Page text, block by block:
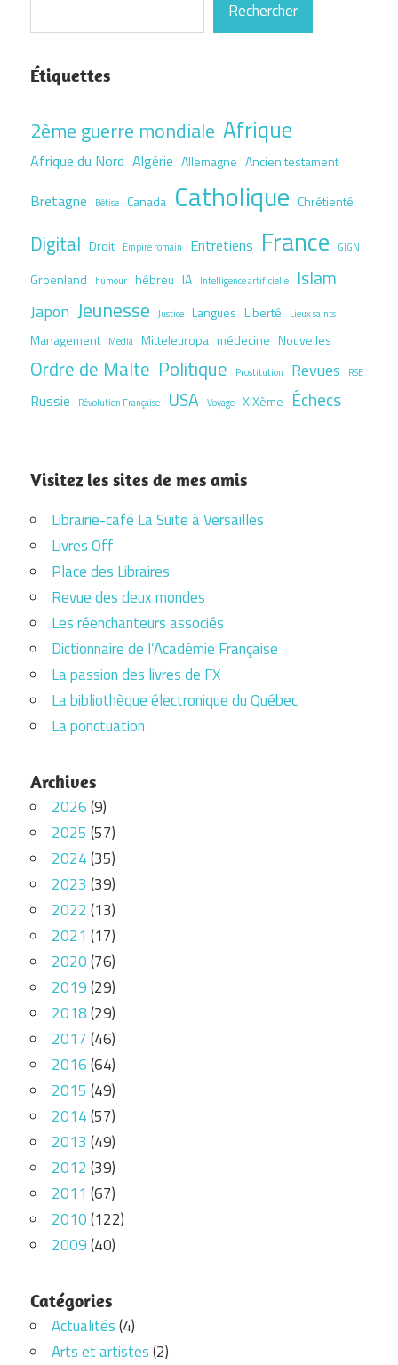
Rechercher
Étiquettes
2ème guerre mondiale Afrique
Afrique du Nord Algérie Allemagne Ancien testament
Bretagne Bêtise Canada Catholique Chrétienté
Digital Droit Empire romain Entretiens France GIGN
Groenland humour hébreu IA Intelligence artificielle Islam
Japon Jeunesse Justice Langues Liberté Lieux saints
Management Media Mitteleuropa médecine Nouvelles
Ordre de Malte Politique Prostitution Revues RSE
Russie Révolution Française USA Voyage XIXème Échecs
Visitez les sites de mes amis
Librairie-café La Suite à Versailles
Livres Off
Place des Libraires
Revue des deux mondes
Les réenchanteurs associés
Dictionnaire de l’Académie Française
La passion des livres de FX
La bibliothèque électronique du Québec
La ponctuation
Archives
2026(9)
2025 (57)
2024(35)
2023 (39)
2022 (13)
2021 (17)
2020(76)
2019(29)
2018(29)
2017 (46)
2016(64)
2015 (49)
2014(57)
2013 (49)
2012 (39)
2011 (67)
2010(122)
2009(40)
Catégories
Actualités(4)
Arts et artistes(2)